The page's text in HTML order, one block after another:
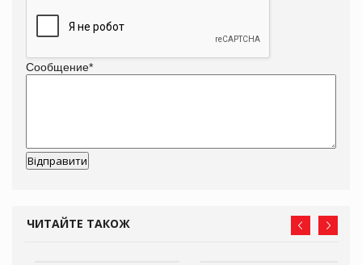
Сообщение*
ЧИТАЙТЕ ТАКОЖ